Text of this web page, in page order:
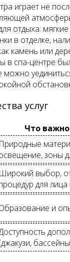
играет не
отдыха: мягкие
в отделке,
камень или
в спа-центре
можно
услуг
Что
Природные
зоны
Широкий выбор,
для лица
и